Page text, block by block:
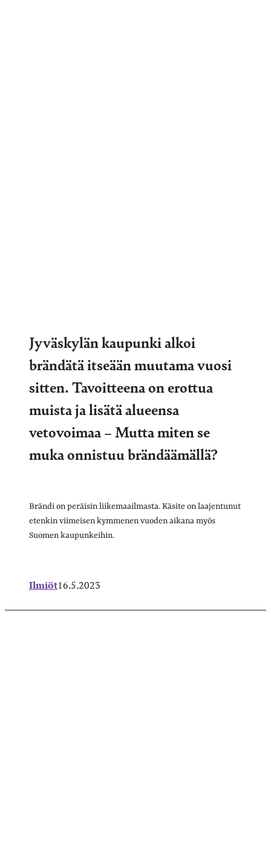
Jyväskylän kaupunki alkoi
brändätä itseään muutama vuosi
sitten. Tavoitteena on erottua
muista ja lisätä alueensa
vetovoimaa – Mutta miten se
muka onnistuu brändäämällä?
Brändi on peräisin liikemaailmasta. Käsite on laajentunut
etenkin viimeisen kymmenen vuoden aikana myös
Suomen kaupunkeihin.
Ilmiöt16.5.2023